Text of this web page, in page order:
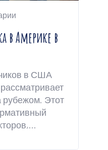
в Америке в
в США
рубежом. Этот